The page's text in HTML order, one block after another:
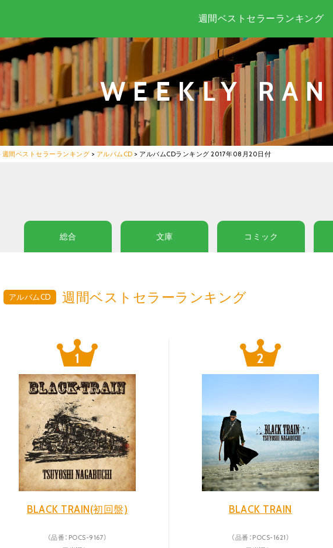
週間ベストセラーランキング
WEEKLY
週間ベストセラーランキング > アルバムCD > アルバムCDランキング 2017年08月20日付
総合 文庫 コミック
アルバムCD 週間ベストセラーランキング
BLACK TRAIN(初回盤)
（品番：POCS-9167）
BLACK TRAIN
（品番：POCS-1621）